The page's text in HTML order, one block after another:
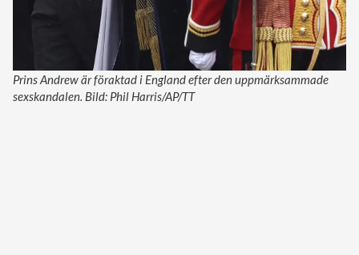
Prins Andrew är föraktad i England efter den uppmärksammade
sexskandalen. Bild: Phil Harris/AP/TT